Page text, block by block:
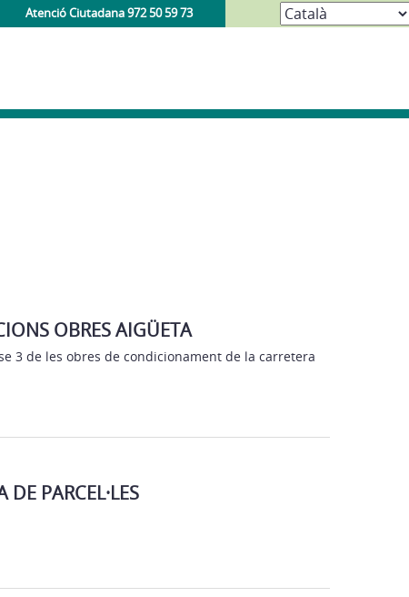
Atenció Ciutadana 972 50 59 73
OBRES AIGÜETA
3 de les obres de condicionament de la carretera
DE PARCEL·LES